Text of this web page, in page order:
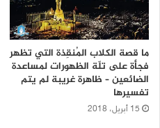
ما قصة الكلاب المُنقِذة التي تظهر
فجأة على تلّة الظهورات لمساعدة
الضائعين – ظاهرة غريبة لم يتم
تفسيرها
15 أبريل، 2018